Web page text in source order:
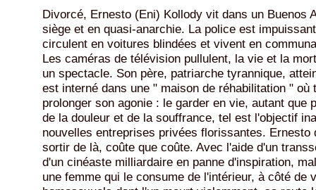
Divorcé, Ernesto (Eni) Kollody vit dans un Buenos
siège et en quasi-anarchie. La police est
circulent en voitures blindées et vivent en
Les caméras de télévision pullulent, la vie et la
un spectacle. Son père, patriarche tyrannique,
est interné dans une " maison de réhabilitation " où
prolonger son agonie : le garder en vie, autant que
de la douleur et de la souffrance, tel est l'objectif
nouvelles entreprises privées florissantes. Ernesto
sortir de là, coûte que coûte. Avec l'aide d'un
d'un cinéaste milliardaire en panne d'inspiration,
une femme qui le consume de l'intérieur, à côté de